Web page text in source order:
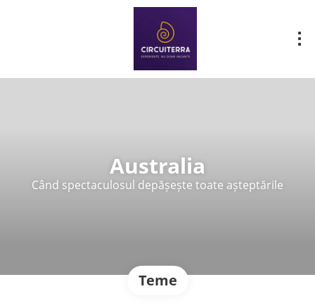
Australia
Când spectaculosul depășește toate așteptările
Teme